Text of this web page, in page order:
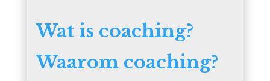
Wat is coaching?
Waarom coaching?